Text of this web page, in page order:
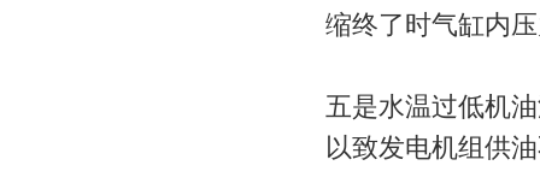
缩终了时气缸内
五是水温过低机
以致发电机组供